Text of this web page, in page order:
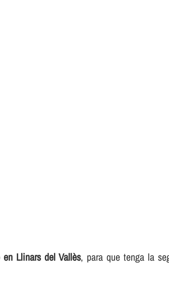
Llinars del Vallès, para que tenga la